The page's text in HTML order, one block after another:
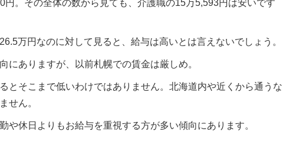
円。その全体の数から見ても、介護職の15万5,593円は安いです
万円なのに対して見ると、給与は高いとは言えないでしょう。
にありますが、以前札幌での賃金は厳しめ。
とそこまで低いわけではありません。北海道内や近くから通うな
せん。
や休日よりもお給与を重視する方が多い傾向にあります。